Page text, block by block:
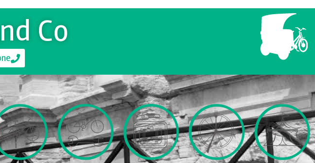
Co